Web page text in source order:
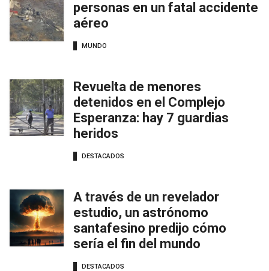
personas en un fatal accidente
aéreo
MUNDO
Revuelta de menores
detenidos en el Complejo
Esperanza: hay 7 guardias
heridos
DESTACADOS
A través de un revelador
estudio, un astrónomo
santafesino predijo cómo
sería el fin del mundo
DESTACADOS